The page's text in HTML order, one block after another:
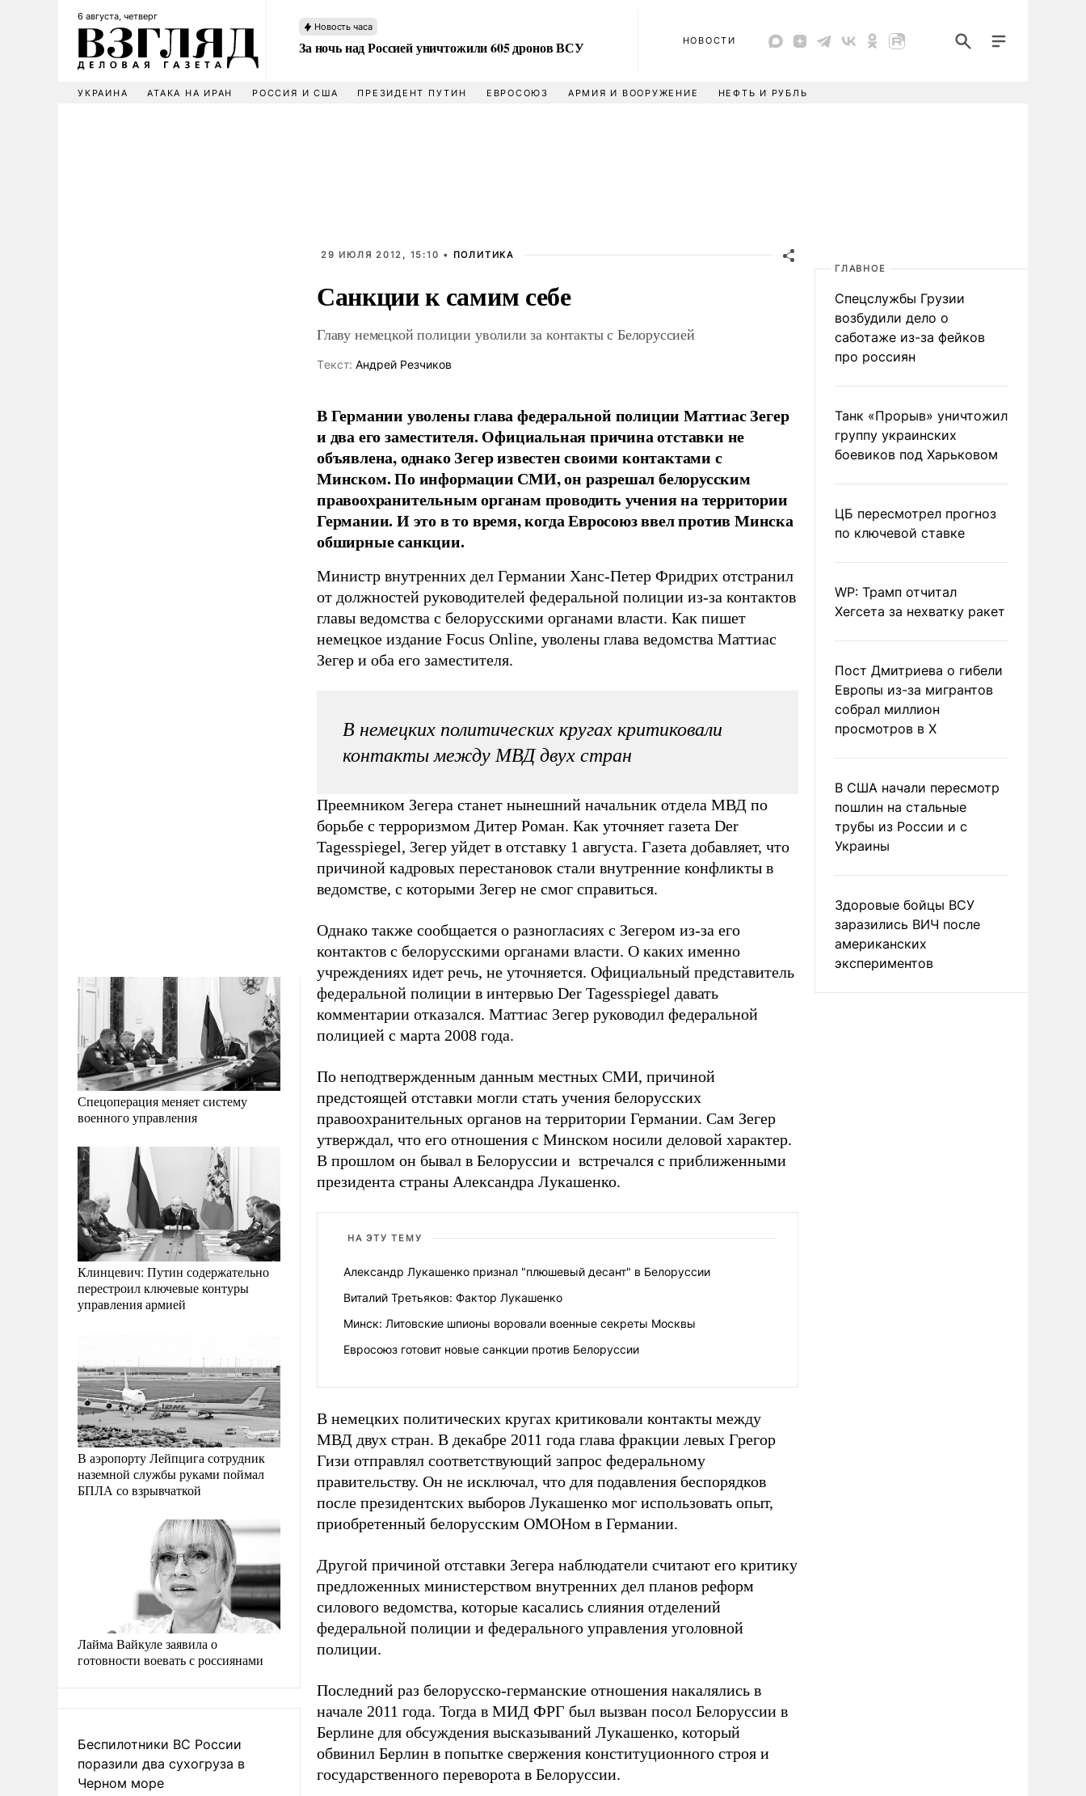
6 августа, четверг
Новость часа
За ночь над Россией уничтожили 605 дронов ВСУ НОВОСТИ
УКРАИНА АТАКА НА ИРАН РОССИЯ И США ПРЕЗИДЕНТ ПУТИН ЕВРОСОЮЗ АРМИЯ И ВООРУЖЕНИЕ НЕФТЬ И РУБЛЬ
Спецоперация меняет систему
военного управления
Клинцевич: Путин содержательно
перестроил ключевые контуры
управления армией
В аэропорту Лейпцига сотрудник
наземной службы руками поймал
БПЛА со взрывчаткой
Лайма Вайкуле заявила о
готовности воевать с россиянами
Беспилотники ВС России
поразили два сухогруза в
Черном море
29 ИЮЛЯ 2012, 15:10 • ПОЛИТИКА
Санкции к самим себе
Главу немецкой полиции уволили за контакты с Белоруссией
Tекст: Андрей Резчиков
В Германии уволены глава федеральной полиции Маттиас Зегер
и два его заместителя. Официальная причина отставки не
объявлена, однако Зегер известен своими контактами с
Минском. По информации СМИ, он разрешал белорусским
правоохранительным органам проводить учения на территории
Германии. И это в то время, когда Евросоюз ввел против Минска
обширные санкции.
Министр внутренних дел Германии Ханс-Петер Фридрих отстранил
от должностей руководителей федеральной полиции из-за контактов
главы ведомства с белорусскими органами власти. Как пишет
немецкое издание Focus Online, уволены глава ведомства Маттиас
Зегер и оба его заместителя.
В немецких политических кругах критиковали
контакты между МВД двух стран
Преемником Зегера станет нынешний начальник отдела МВД по
борьбе с терроризмом Дитер Роман. Как уточняет газета Der
Tagesspiegel, Зегер уйдет в отставку 1 августа. Газета добавляет, что
причиной кадровых перестановок стали внутренние конфликты в
ведомстве, с которыми Зегер не смог справиться.
Однако также сообщается о разногласиях с Зегером из-за его
контактов с белорусскими органами власти. О каких именно
учреждениях идет речь, не уточняется. Официальный представитель
федеральной полиции в интервью Der Tagesspiegel давать
комментарии отказался. Маттиас Зегер руководил федеральной
полицией с марта 2008 года.
По неподтвержденным данным местных СМИ, причиной
предстоящей отставки могли стать учения белорусских
правоохранительных органов на территории Германии. Сам Зегер
утверждал, что его отношения с Минском носили деловой характер.
В прошлом он бывал в Белоруссии и встречался с приближенными
президента страны Александра Лукашенко.
НА ЭТУ ТЕМУ
Александр Лукашенко признал "плюшевый десант" в Белоруссии
Виталий Третьяков: Фактор Лукашенко
Минск: Литовские шпионы воровали военные секреты Москвы
Евросоюз готовит новые санкции против Белоруссии
В немецких политических кругах критиковали контакты между
МВД двух стран. В декабре 2011 года глава фракции левых Грегор
Гизи отправлял соответствующий запрос федеральному
правительству. Он не исключал, что для подавления беспорядков
после президентских выборов Лукашенко мог использовать опыт,
приобретенный белорусским ОМОНом в Германии.
Другой причиной отставки Зегера наблюдатели считают его критику
предложенных министерством внутренних дел планов реформ
силового ведомства, которые касались слияния отделений
федеральной полиции и федерального управления уголовной
полиции.
Последний раз белорусско-германские отношения накалялись в
начале 2011 года. Тогда в МИД ФРГ был вызван посол Белоруссии в
Берлине для обсуждения высказываний Лукашенко, который
обвинил Берлин в попытке свержения конституционного строя и
государственного переворота в Белоруссии.
ГЛАВНОЕ
Спецслужбы Грузии
возбудили дело о
саботаже из-за фейков
про россиян
Танк «Прорыв» уничтожил
группу украинских
боевиков под Харьковом
ЦБ пересмотрел прогноз
по ключевой ставке
WP: Трамп отчитал
Хегсета за нехватку ракет
Пост Дмитриева о гибели
Европы из-за мигрантов
собрал миллион
просмотров в X
В США начали пересмотр
пошлин на стальные
трубы из России и с
Украины
Здоровые бойцы ВСУ
заразились ВИЧ после
американских
экспериментов